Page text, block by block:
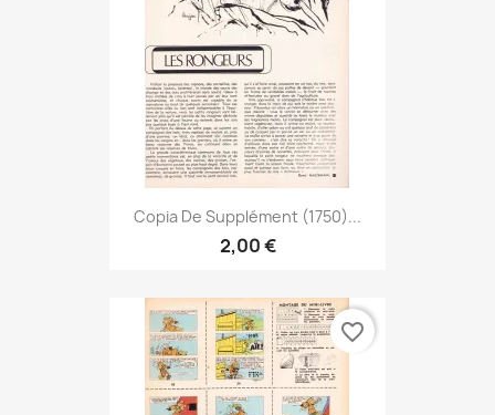
Copia De Supplément (1750)...
2,00 €
favorite_border